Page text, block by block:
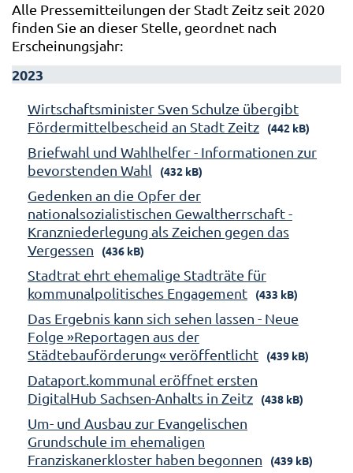
Alle Pressemitteilungen der Stadt Zeitz seit 2020
finden Sie an dieser Stelle, geordnet nach
Erscheinungsjahr:
2023
Wirtschaftsminister Sven Schulze übergibt
Fördermittelbescheid an Stadt Zeitz
(442 kB)
Briefwahl und Wahlhelfer - Informationen zur
bevorstenden Wahl
(432 kB)
Gedenken an die Opfer der
nationalsozialistischen Gewaltherrschaft -
Kranzniederlegung als Zeichen gegen das
Vergessen
(436 kB)
Stadtrat ehrt ehemalige Stadträte für
kommunalpolitisches Engagement
(433 kB)
Das Ergebnis kann sich sehen lassen - Neue
Folge »Reportagen aus der
Städtebauförderung« veröffentlicht
(439 kB)
Dataport.kommunal eröffnet ersten
DigitalHub Sachsen-Anhalts in Zeitz
(438 kB)
Um- und Ausbau zur Evangelischen
Grundschule im ehemaligen
Franziskanerkloster haben begonnen
(439 kB)